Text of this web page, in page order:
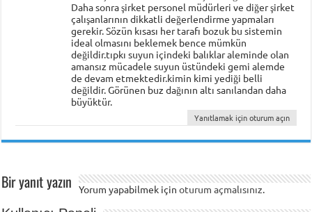
Daha sonra şirket personel müdürleri ve diğer şirket
çalışanlarının dikkatli değerlendirme yapmaları
gerekir. Sözün kısası her tarafı bozuk bu sistemin
ideal olmasını beklemek bence mümkün
değildir.tıpkı suyun içindeki balıklar aleminde olan
amansız mücadele suyun üstündeki gemi alemde
de devam etmektedir.kimin kimi yediği belli
değildir. Görünen buz dağının altı sanılandan daha
büyüktür.
Yanıtlamak için oturum açın
Bir yanıt yazın Yorum yapabilmek içinoturum açmalısınız.